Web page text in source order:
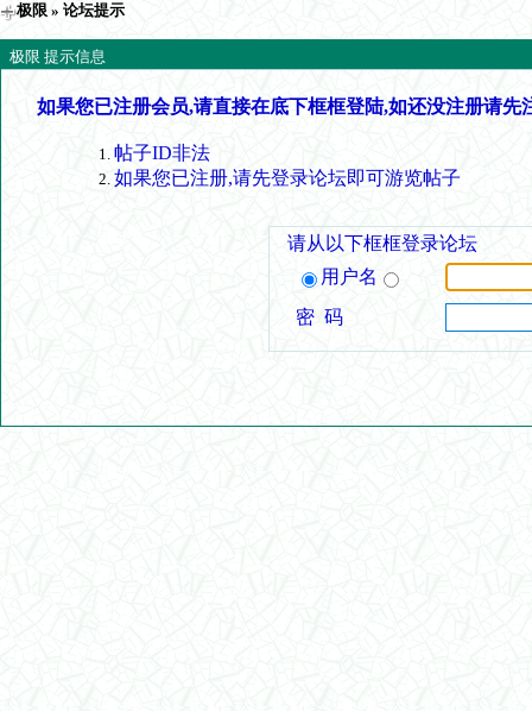
极限 » 论坛提示
极限 提示信息
如果您已注册会员,请直接在底下框框登陆,如还没注册请先
帖子ID非法
如果您已注册,请先登录论坛即可游览帖子
请从以下框框登录论坛
用户名
密 码